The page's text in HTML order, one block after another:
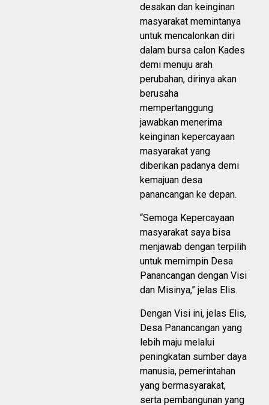
desakan dan keinginan
masyarakat memintanya
untuk mencalonkan diri
dalam bursa calon Kades
demi menuju arah
perubahan, dirinya akan
berusaha
mempertanggung
jawabkan menerima
keinginan kepercayaan
masyarakat yang
diberikan padanya demi
kemajuan desa
panancangan ke depan.
“Semoga Kepercayaan
masyarakat saya bisa
menjawab dengan terpilih
untuk memimpin Desa
Panancangan dengan Visi
dan Misinya,” jelas Elis.
Dengan Visi ini, jelas Elis,
Desa Panancangan yang
lebih maju melalui
peningkatan sumber daya
manusia, pemerintahan
yang bermasyarakat,
serta pembangunan yang